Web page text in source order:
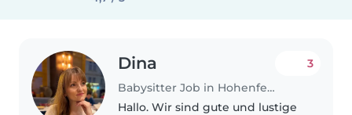
Dina
Babysitter Job in Hohenfels (Regierungsbezirk Freiburg)
3
Hallo. Wir sind gute und lustige